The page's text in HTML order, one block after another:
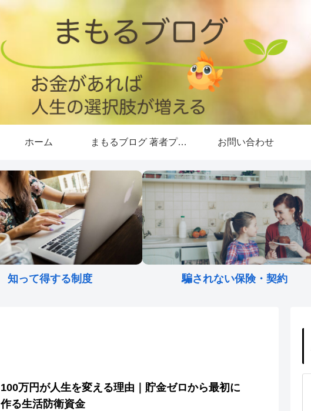
ホーム まもるブログ 著者プロフィール お問い合わせ
知って得する制度 騙されない保険・契約
100万円が人生を変える理由｜貯金ゼロから最初に
作る生活防衛資金